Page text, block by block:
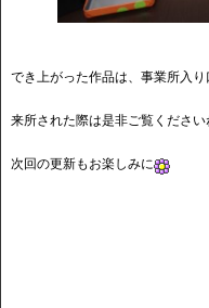
でき上がった作品は、事業所入
来所された際は是非ご覧ください
次回の更新もお楽しみに